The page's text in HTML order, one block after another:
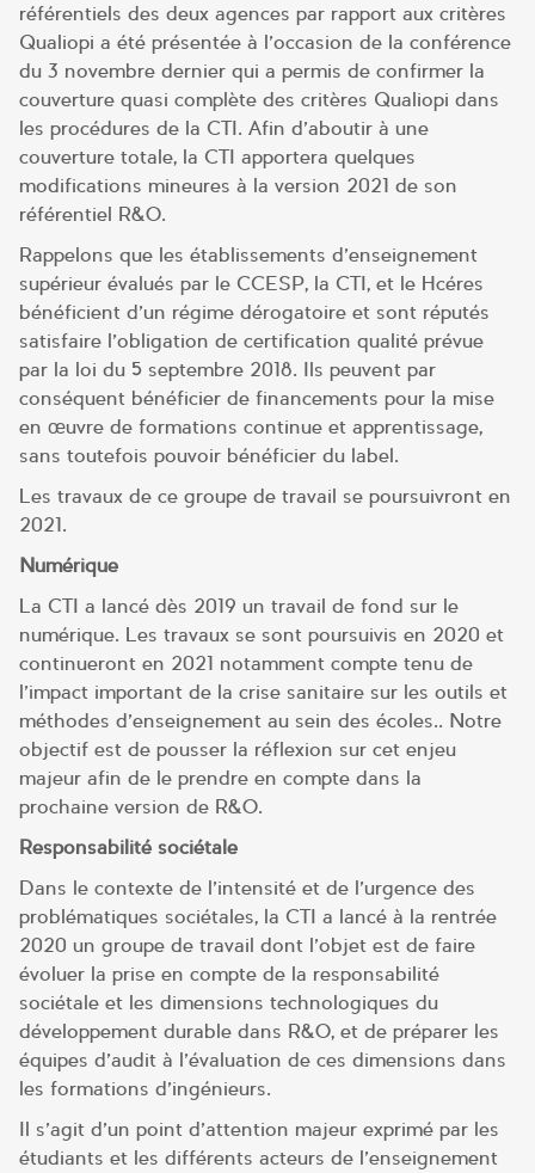
référentiels des deux agences par rapport aux critères
Qualiopi a été présentée à l’occasion de la conférence
du 3 novembre dernier qui a permis de confirmer la
couverture quasi complète des critères Qualiopi dans
les procédures de la CTI. Afin d’aboutir à une
couverture totale, la CTI apportera quelques
modifications mineures à la version 2021 de son
référentiel R&O.
Rappelons que les établissements d’enseignement
supérieur évalués par le CCESP, la CTI, et le Hcéres
bénéficient d’un régime dérogatoire et sont réputés
satisfaire l’obligation de certification qualité prévue
par la loi du 5 septembre 2018. Ils peuvent par
conséquent bénéficier de financements pour la mise
en œuvre de formations continue et apprentissage,
sans toutefois pouvoir bénéficier du label.
Les travaux de ce groupe de travail se poursuivront en
2021.
Numérique
La CTI a lancé dès 2019 un travail de fond sur le
numérique. Les travaux se sont poursuivis en 2020 et
continueront en 2021 notamment compte tenu de
l’impact important de la crise sanitaire sur les outils et
méthodes d’enseignement au sein des écoles.. Notre
objectif est de pousser la réflexion sur cet enjeu
majeur afin de le prendre en compte dans la
prochaine version de R&O.
Responsabilité sociétale
Dans le contexte de l’intensité et de l’urgence des
problématiques sociétales, la CTI a lancé à la rentrée
2020 un groupe de travail dont l’objet est de faire
évoluer la prise en compte de la responsabilité
sociétale et les dimensions technologiques du
développement durable dans R&O, et de préparer les
équipes d’audit à l’évaluation de ces dimensions dans
les formations d’ingénieurs.
Il s’agit d’un point d’attention majeur exprimé par les
étudiants et les différents acteurs de l’enseignement